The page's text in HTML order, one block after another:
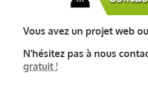
Vous avez un projet web
N'hésitez pas à nous
gratuit !